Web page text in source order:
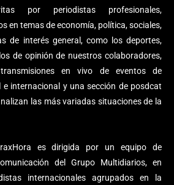
por periodistas profesionales,
en temas de economía, política, sociales,
de interés general, como los deportes,
de opinión de nuestros colaboradores,
en vivo de eventos de
internacional y una sección de posdcat
las más variadas situaciones de la
es dirigida por un equipo de
del Grupo Multidiarios, en
internacionales agrupados en la